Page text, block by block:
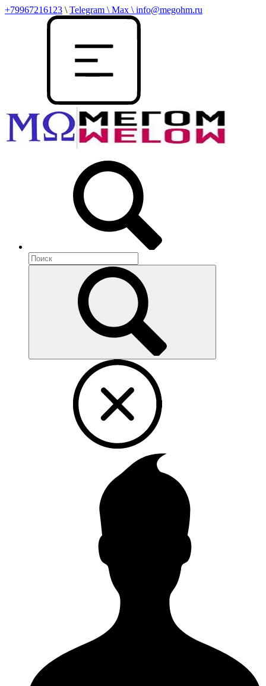
+79967216123 \ Telegram \ Max \ info@megohm.ru